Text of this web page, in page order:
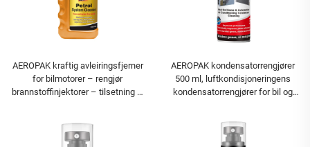
AEROPAK kraftig avleiringsfjerner
for bilmotorer – rengjør
brannstoffinjektorer – tilsetning til
AEROPAK kondensatorrengjører
500 ml, luftkondisjoneringens
kondensatorrengjører for bil og